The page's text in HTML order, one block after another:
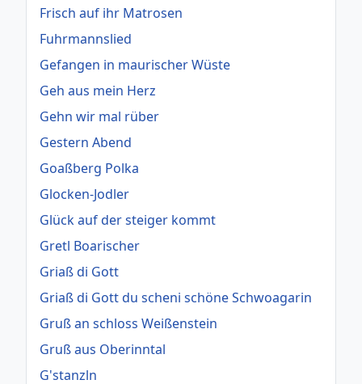
Frisch auf ihr Matrosen
Fuhrmannslied
Gefangen in maurischer Wüste
Geh aus mein Herz
Gehn wir mal rüber
Gestern Abend
Goaßberg Polka
Glocken-Jodler
Glück auf der steiger kommt
Gretl Boarischer
Griaß di Gott
Griaß di Gott du scheni schöne Schwoagarin
Gruß an schloss Weißenstein
Gruß aus Oberinntal
G'stanzln